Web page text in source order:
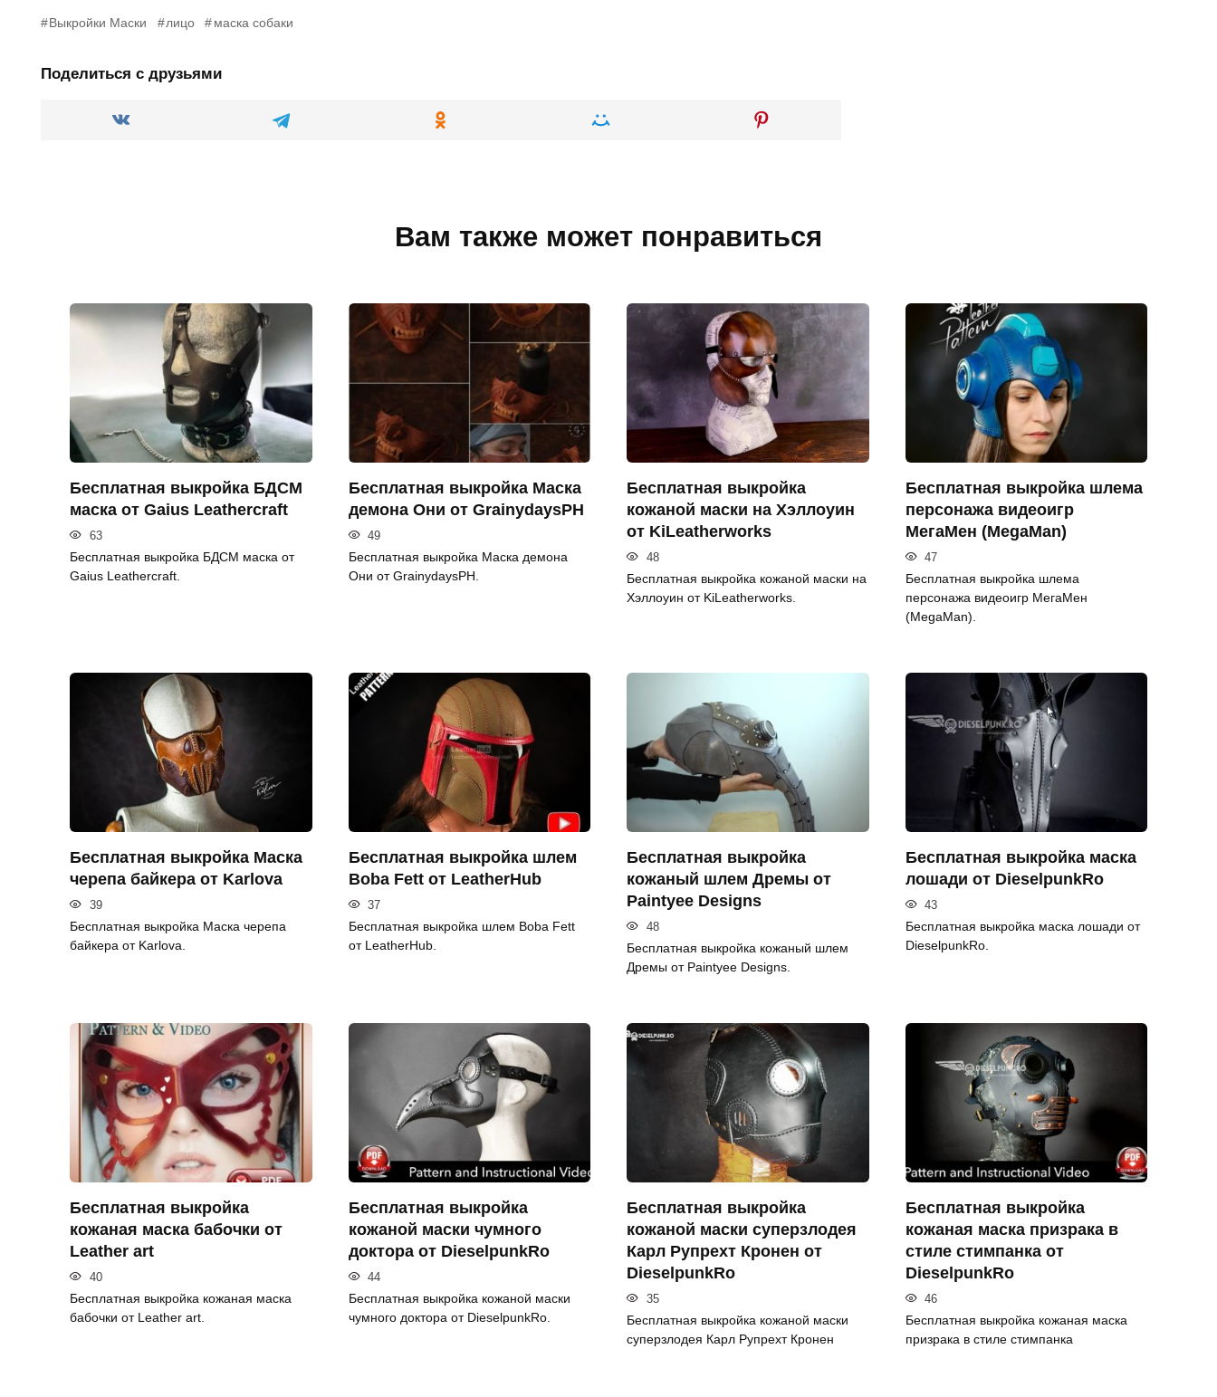
Выкройки Маски лицо маска собаки
Поделиться с друзьями
Вам также может понравиться
Бесплатная выкройка БДСМ
маска от Gaius Leathercraft
63
Бесплатная выкройка БДСМ маска от
Gaius Leathercraft.
Бесплатная выкройка Маска
демона Они от GrainydaysPH
49
Бесплатная выкройка Маска демона
Они от GrainydaysPH.
Бесплатная выкройка
кожаной маски на Хэллоуин
от KiLeatherworks
48
Бесплатная выкройка кожаной маски на
Хэллоуин от KiLeatherworks.
Бесплатная выкройка шлема
персонажа видеоигр
МегаМен (MegaMan)
47
Бесплатная выкройка шлема
персонажа видеоигр МегаМен
(MegaMan).
Бесплатная выкройка Маска
черепа байкера от Karlova
39
Бесплатная выкройка Маска черепа
байкера от Karlova.
Бесплатная выкройка шлем
Boba Fett от LeatherHub
37
Бесплатная выкройка шлем Boba Fett
от LeatherHub.
Бесплатная выкройка
кожаный шлем Дремы от
Paintyee Designs
48
Бесплатная выкройка кожаный шлем
Дремы от Paintyee Designs.
Бесплатная выкройка маска
лошади от DieselpunkRo
43
Бесплатная выкройка маска лошади от
DieselpunkRo.
Бесплатная выкройка
кожаная маска бабочки от
Leather art
40
Бесплатная выкройка кожаная маска
бабочки от Leather art.
Бесплатная выкройка
кожаной маски чумного
доктора от DieselpunkRo
44
Бесплатная выкройка кожаной маски
чумного доктора от DieselpunkRo.
Бесплатная выкройка
кожаной маски суперзлодея
Карл Рупрехт Кронен от
DieselpunkRo
35
Бесплатная выкройка кожаной маски
суперзлодея Карл Рупрехт Кронен
Бесплатная выкройка
кожаная маска призрака в
стиле стимпанка от
DieselpunkRo
46
Бесплатная выкройка кожаная маска
призрака в стиле стимпанка